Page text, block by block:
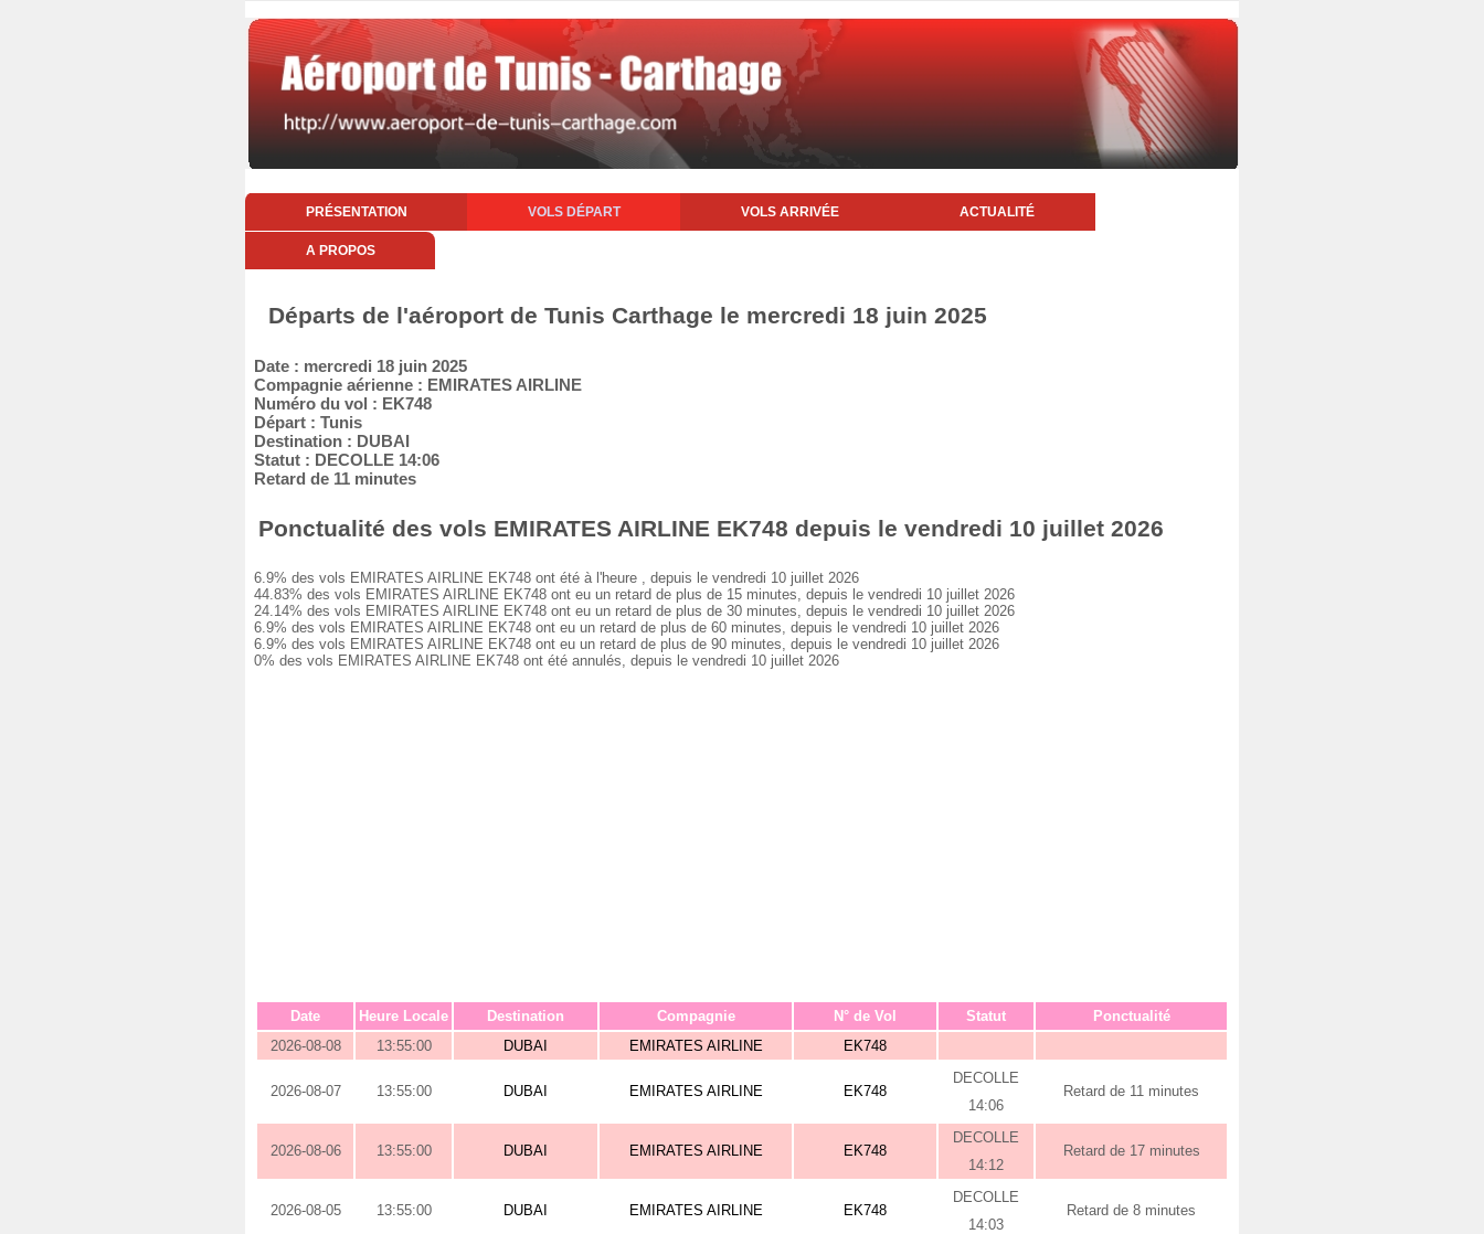
PRÉSENTATION VOLS DÉPART VOLS ARRIVÉE ACTUALITÉ
A PROPOS
Départs de l'aéroport de Tunis Carthage le mercredi 18 juin 2025
Date : mercredi 18 juin 2025
Compagnie aérienne : EMIRATES AIRLINE
Numéro du vol : EK748
Départ : Tunis
Destination : DUBAI
Statut : DECOLLE 14:06
Retard de 11 minutes
Ponctualité des vols EMIRATES AIRLINE EK748 depuis le vendredi 10 juillet 2026
6.9% des vols EMIRATES AIRLINE EK748 ont été à l'heure , depuis le vendredi 10 juillet 2026
44.83% des vols EMIRATES AIRLINE EK748 ont eu un retard de plus de 15 minutes, depuis le vendredi 10 juillet 2026
24.14% des vols EMIRATES AIRLINE EK748 ont eu un retard de plus de 30 minutes, depuis le vendredi 10 juillet 2026
6.9% des vols EMIRATES AIRLINE EK748 ont eu un retard de plus de 60 minutes, depuis le vendredi 10 juillet 2026
6.9% des vols EMIRATES AIRLINE EK748 ont eu un retard de plus de 90 minutes, depuis le vendredi 10 juillet 2026
0% des vols EMIRATES AIRLINE EK748 ont été annulés, depuis le vendredi 10 juillet 2026
Date Heure Locale Destination Compagnie N° de Vol Statut
Ponctualité
2026-08-08
13:55:00 DUBAI EMIRATES AIRLINE EK748
2026-08-07 13:55:00 DUBAI EMIRATES AIRLINE EK748
DECOLLE
14:06
Retard de 11 minutes
2026-08-06 13:55:00 DUBAI EMIRATES AIRLINE EK748
DECOLLE
14:12
Retard de 17 minutes
2026-08-05 13:55:00 DUBAI EMIRATES AIRLINE EK748
DECOLLE
14:03
Retard de 8 minutes